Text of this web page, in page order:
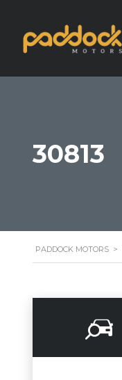
30813
PADDOCK MOTORS >